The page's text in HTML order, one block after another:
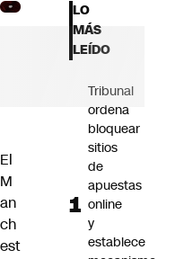
El
M
an
ch
est
LO
MÁS
LEÍDO
Tribunal
ordena
bloquear
sitios
de
apuestas
online
y
establece